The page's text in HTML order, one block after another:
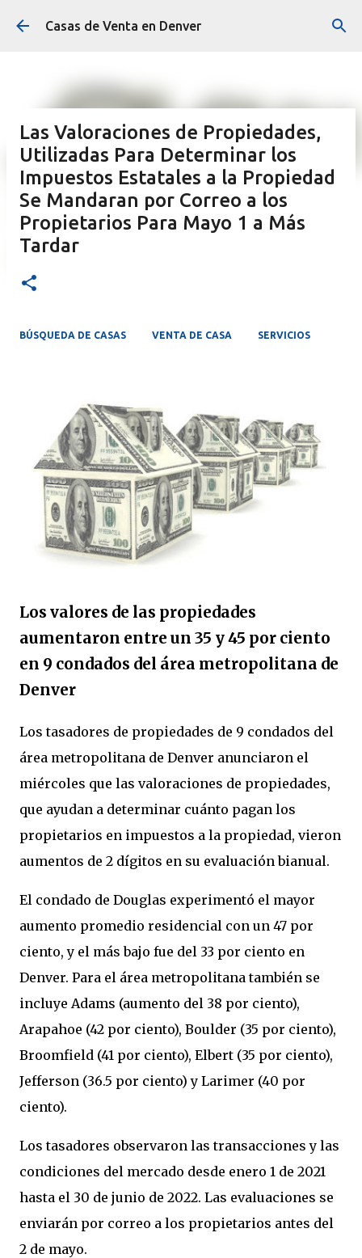
Ir al contenido principal
Casas de Venta en Denver
Las Valoraciones de Propiedades,
Utilizadas Para Determinar los
Impuestos Estatales a la Propiedad
Se Mandaran por Correo a los
Propietarios Para Mayo 1 a Más
Tardar
BÚSQUEDA DE CASAS VENTA DE CASA SERVICIOS
Los valores de las propiedades
aumentaron entre un 35 y 45 por ciento
en 9 condados del área metropolitana de
Denver
Los tasadores de propiedades de 9 condados del
área metropolitana de Denver anunciaron el
miércoles que las valoraciones de propiedades,
que ayudan a determinar cuánto pagan los
propietarios en impuestos a la propiedad, vieron
aumentos de 2 dígitos en su evaluación bianual.
El condado de Douglas experimentó el mayor
aumento promedio residencial con un 47 por
ciento, y el más bajo fue del 33 por ciento en
Denver. Para el área metropolitana también se
incluye Adams (aumento del 38 por ciento),
Arapahoe (42 por ciento), Boulder (35 por ciento),
Broomfield (41 por ciento), Elbert (35 por ciento),
Jefferson (36.5 por ciento) y Larimer (40 por
ciento).
Los tasadores observaron las transacciones y las
condiciones del mercado desde enero 1 de 2021
hasta el 30 de junio de 2022. Las evaluaciones se
enviarán por correo a los propietarios antes del
2 de mayo.